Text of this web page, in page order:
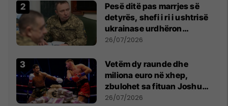
Pesë ditë pas marrjes së
detyrës, shefi i ri i ushtrisë
ukrainase urdhëron
kontroll të madh
26/07/2026
Vetëm dy raunde dhe
miliona euro në xhep,
zbulohet sa fituan Joshua
e Prenga
26/07/2026